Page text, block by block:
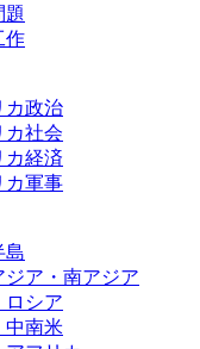
題
作
カ政治
カ社会
カ経済
カ軍事
島
ジア・南アジア
ロシア
中南米